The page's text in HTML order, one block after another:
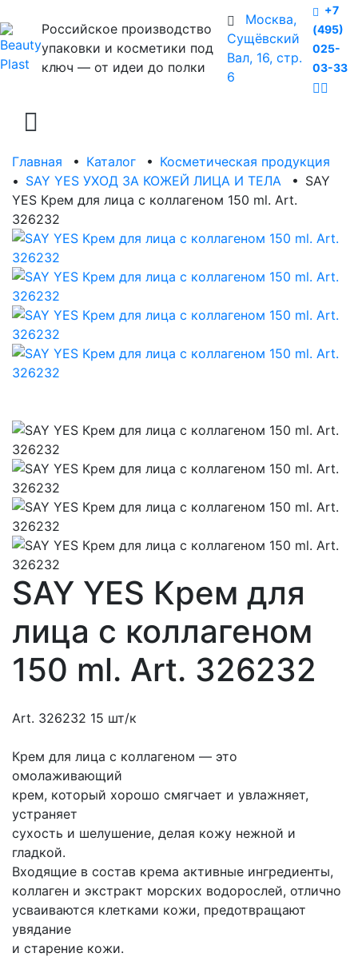
Российское производство
упаковки и косметики под
ключ — от идеи до полки
Москва,
Сущёвский
Вал, 16, стр.
6
+7
(495)
025-
03-33
Главная • Каталог • Косметическая продукция
• SAY YES УХОД ЗА КОЖЕЙ ЛИЦА И ТЕЛА • SAY
YES Крем для лица с коллагеном 150 ml. Art.
326232
SAY YES Крем для
лица с коллагеном
150 ml. Art. 326232
Art. 326232 15 шт/к
Крем для лица с коллагеном — это
омолаживающий
крем, который хорошо смягчает и увлажняет,
устраняет
сухость и шелушение, делая кожу нежной и
гладкой.
Входящие в состав крема активные ингредиенты,
коллаген и экстракт морских водорослей, отлично
усваиваются клетками кожи, предотвращают
увядание
и старение кожи.